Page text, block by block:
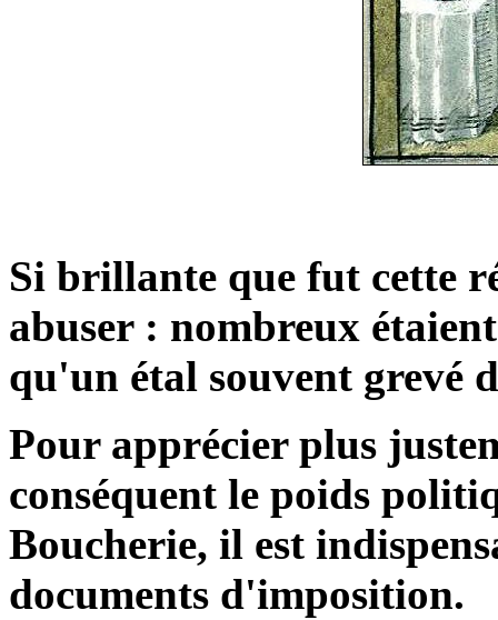
Si brillante que fut cette
abuser : nombreux
qu'un étal souvent grevé
Pour apprécier plus
conséquent le poids
Boucherie, il est
documents d'imposition.